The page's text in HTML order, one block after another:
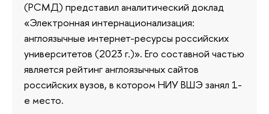
(РСМД) представил аналитический доклад
«Электронная интернационализация:
англоязычные интернет-ресурсы российских
университетов (2023 г.)». Его составной частью
является рейтинг англоязычных сайтов
российских вузов, в котором НИУ ВШЭ занял 1-
е место.